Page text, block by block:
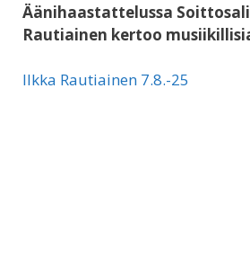
Äänihaastattelussa
Rautiainen kertoo
Ilkka Rautiainen 7.8.-25